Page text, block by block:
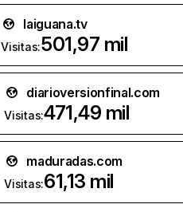
laiguana.tv
Visitas:501,97 mil
diarioversionfinal.com
Visitas:471,49 mil
maduradas.com
Visitas:61,13 mil